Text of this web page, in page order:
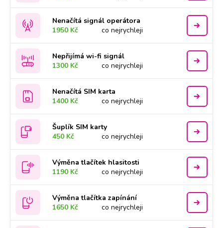
Nenačítá signál operátora
1950 Kč
co nejrychleji
Nepřijímá wi-fi signál
1300 Kč
co nejrychleji
Nenačítá SIM karta
1400 Kč
co nejrychleji
Šuplík SIM karty
450 Kč
co nejrychleji
Výměna tlačítek hlasitosti
1190 Kč
co nejrychleji
Výměna tlačítka zapínání
1650 Kč
co nejrychleji